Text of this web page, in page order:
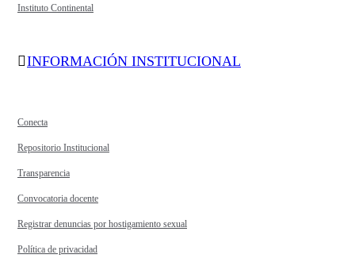
Instituto Continental
INFORMACIÓN INSTITUCIONAL
Conecta
Repositorio Institucional
Transparencia
Convocatoria docente
Registrar denuncias por hostigamiento sexual
Política de privacidad